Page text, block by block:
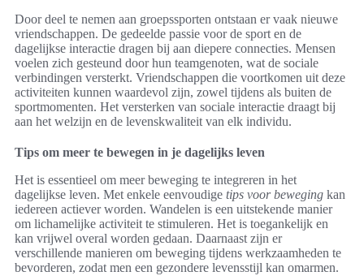
Door deel te nemen aan groepssporten ontstaan er vaak nieuwe
vriendschappen. De gedeelde passie voor de sport en de
dagelijkse interactie dragen bij aan diepere connecties. Mensen
voelen zich gesteund door hun teamgenoten, wat de sociale
verbindingen versterkt. Vriendschappen die voortkomen uit deze
activiteiten kunnen waardevol zijn, zowel tijdens als buiten de
sportmomenten. Het versterken van sociale interactie draagt bij
aan het welzijn en de levenskwaliteit van elk individu.
Tips om meer te bewegen in je dagelijks leven
Het is essentieel om meer beweging te integreren in het
dagelijkse leven. Met enkele eenvoudige tips voor beweging kan
iedereen actiever worden. Wandelen is een uitstekende manier
om lichamelijke activiteit te stimuleren. Het is toegankelijk en
kan vrijwel overal worden gedaan. Daarnaast zijn er
verschillende manieren om beweging tijdens werkzaamheden te
bevorderen, zodat men een gezondere levensstijl kan omarmen.